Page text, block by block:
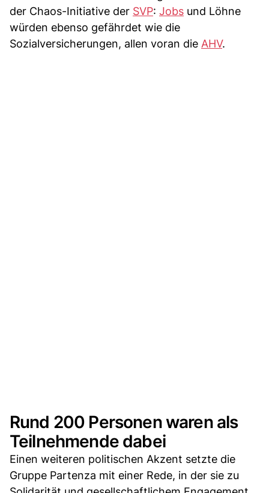
der Chaos-Initiative der SVP: Jobs und Löhne
würden ebenso gefährdet wie die
Sozialversicherungen, allen voran die AHV.
Rund 200 Personen waren als
Teilnehmende dabei
Einen weiteren politischen Akzent setzte die
Gruppe Partenza mit einer Rede, in der sie zu